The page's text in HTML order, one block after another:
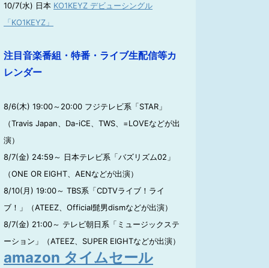
10/7(水) 日本 KO1KEYZ デビューシングル
「KO1KEYZ」
注目音楽番組・特番・ライブ生配信等カ
レンダー
8/6(木) 19:00～20:00 フジテレビ系「STAR」
（Travis Japan、Da-iCE、TWS、=LOVEなどが出
演）
8/7(金) 24:59～ 日本テレビ系「バズリズム02」
（ONE OR EIGHT、AENなどが出演）
8/10(月) 19:00～ TBS系「CDTVライブ！ライ
ブ！」（ATEEZ、Official髭男dismなどが出演）
8/7(金) 21:00～ テレビ朝日系「ミュージックステ
ーション」（ATEEZ、SUPER EIGHTなどが出演）
amazon タイムセール